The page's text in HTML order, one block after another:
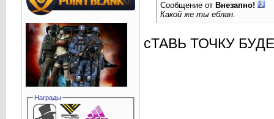
Награды
Сообщение от Внезапнo!
Какой же ты еблан.
сТАВЬ ТОЧКУ